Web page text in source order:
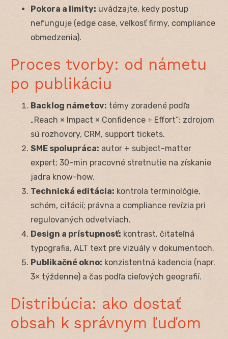
Pokora a limity: uvádzajte, kedy postup
nefunguje (edge case, veľkosť firmy, compliance
obmedzenia).
Proces tvorby: od námetu
po publikáciu
Backlog námetov: témy zoradené podľa
„Reach × Impact × Confidence ÷ Effort“; zdrojom
sú rozhovory, CRM, support tickets.
SME spolupráca: autor + subject-matter
expert; 30-min pracovné stretnutie na získanie
jadra know-how.
Technická editácia: kontrola terminológie,
schém, citácií; právna a compliance revízia pri
regulovaných odvetviach.
Design a prístupnosť: kontrast, čitateľná
typografia, ALT text pre vizuály v dokumentoch.
Publikačné okno: konzistentná kadencia (napr.
3× týždenne) a čas podľa cieľových geografií.
Distribúcia: ako dostať
obsah k správnym ľuďom